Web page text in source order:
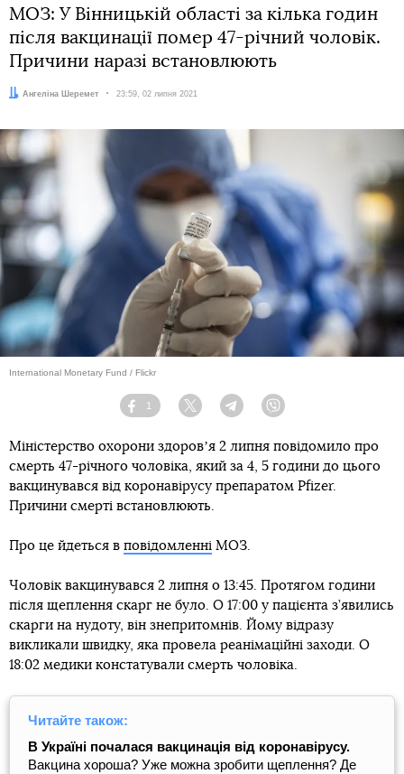
МОЗ: У Вінницькій області за кілька годин
після вакцинації помер 47-річний чоловік.
Причини наразі встановлюють
Автор:
Ангеліна Шеремет Дата:
23:59, 02 липня 2021
International Monetary Fund / Flickr
Facebook
1
Twitter TelegramViber
Міністерство охорони здоровʼя 2 липня повідомило про
смерть 47-річного чоловіка, який за 4, 5 години до цього
вакцинувався від коронавірусу препаратом Pfizer.
Причини смерті встановлюють.
Про це йдеться в повідомленні МОЗ.
Чоловік вакцинувався 2 липня о 13:45. Протягом години
після щеплення скарг не було. О 17:00 у пацієнта з’явились
скарги на нудоту, він знепритомнів. Йому відразу
викликали швидку, яка провела реанімаційні заходи. О
18:02 медики констатували смерть чоловіка.
Читайте також:
В Україні почалася вакцинація від коронавірусу.
Вакцина хороша? Уже можна зробити щеплення? Де